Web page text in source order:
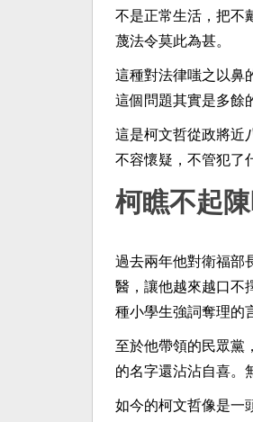
不是正常生活，把不
蔑法令莫此為甚。
這種對法律嗤之以鼻
這個問題其實是多餘
這是柯文哲從政將近
不容懷疑，不管犯了
柯瞧不起
過去兩年他對衛福部
醫，讓他越來越口不
種小學生強詞奪理的
至於他帶領的民眾黨
的名字還沾沾自喜。
如今的柯文哲像是一